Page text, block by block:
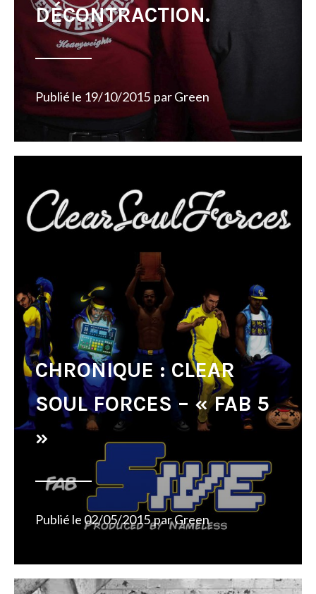
DÉCONTRACTION.
Publié le 19/10/2015 parGreen
CHRONIQUE : CLEAR
SOUL FORCES – « FAB 5
»
Publié le 02/05/2015 parGreen